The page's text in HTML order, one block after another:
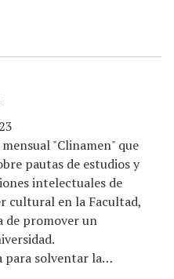
"Clinamen" que
pautas de estudios y
intelectuales de
cultural en la Facultad,
de promover un
para solventar la…